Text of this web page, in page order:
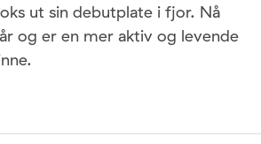
ut sin debutplate i fjor. Nå
og er en mer aktiv og levende